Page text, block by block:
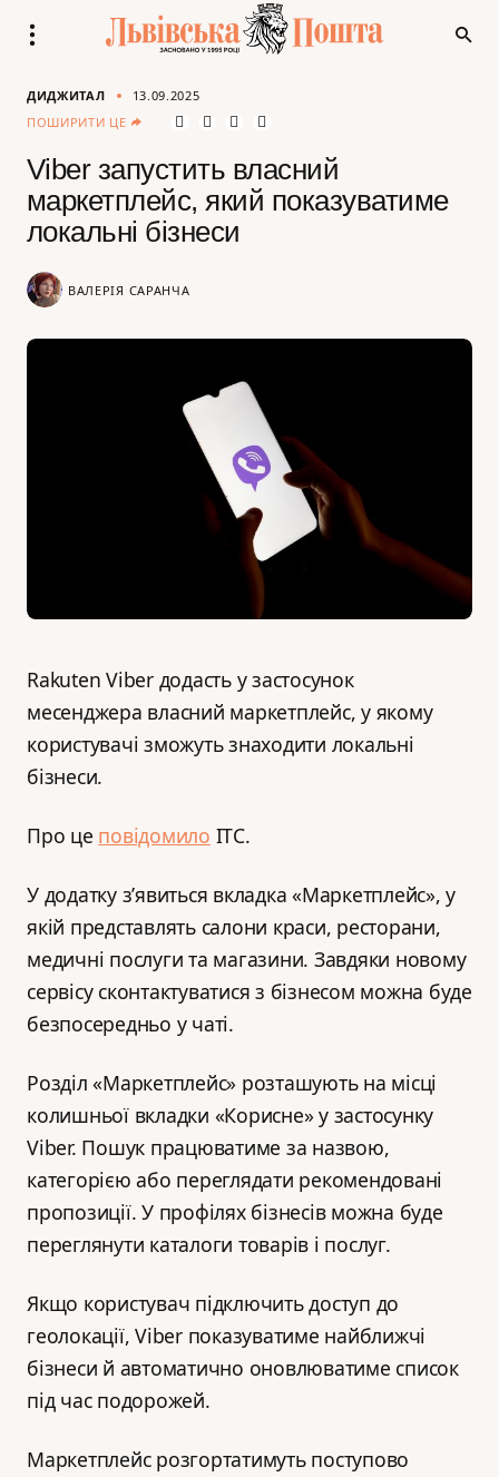
ДИДЖИТАЛ
13.09.2025
ПОШИРИТИ ЦЕ
Viber запустить власний
маркетплейс, який показуватиме
локальні бізнеси
ВАЛЕРІЯ САРАНЧА
Rakuten Viber додасть у застосунок
месенджера власний маркетплейс, у якому
користувачі зможуть знаходити локальні
бізнеси.
Про це повідомило ITC.
У додатку з’явиться вкладка «Маркетплейс», у
якій представлять салони краси, ресторани,
медичні послуги та магазини. Завдяки новому
сервісу сконтактуватися з бізнесом можна буде
безпосередньо у чаті.
Розділ «Маркетплейс» розташують на місці
колишньої вкладки «Корисне» у застосунку
Viber. Пошук працюватиме за назвою,
категорією або переглядати рекомендовані
пропозиції. У профілях бізнесів можна буде
переглянути каталоги товарів і послуг.
Якщо користувач підключить доступ до
геолокації, Viber показуватиме найближчі
бізнеси й автоматично оновлюватиме список
під час подорожей.
Маркетплейс розгортатимуть поступово